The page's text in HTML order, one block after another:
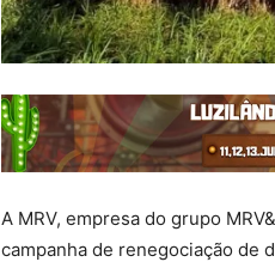
A MRV, empresa do grupo
campanha de renegociação de